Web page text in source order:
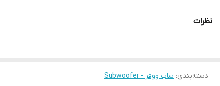
کردن بیس عمیق و قدرتمند به موسیقی شما است. در مجموع، ساب
ساب ووفر برای طیف گسترده ای از کاربردها از جمله سیستم های صوتی
نظرات
دسته‌بندی: ساب ووفر - Subwoofer